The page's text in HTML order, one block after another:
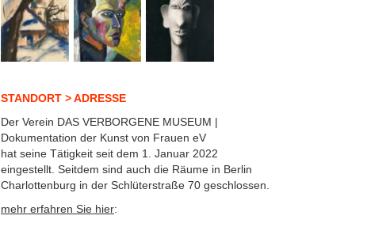
STANDORT > ADRESSE
Der Verein DAS VERBORGENE MUSEUM |
Dokumentation der Kunst von Frauen eV
hat seine Tätigkeit seit dem 1. Januar 2022
eingestellt. Seitdem sind auch die Räume in Berlin
Charlottenburg in der Schlüterstraße 70 geschlossen.
mehr erfahren Sie hier: